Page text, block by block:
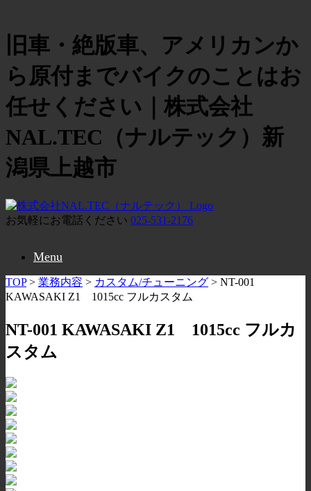
旧車・絶版車、アメリカンか
ら原付までバイクのことはお
任せください｜株式会社
NAL.TEC（ナルテック）新
潟県上越市
お気軽にお電話ください 025-531-2176
Menu
TOP> 業務内容 > カスタム/チューニング > NT-001
KAWASAKI Z1 1015cc フルカスタム
NT-001 KAWASAKI Z1 1015cc フルカ
スタム